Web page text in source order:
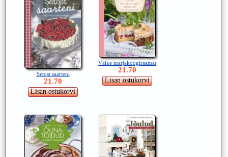
Setost saarteni
21.70
Väike marjakoogiraamat
21.70